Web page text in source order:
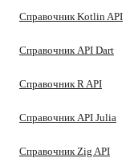
Справочник Kotlin API
Справочник API Dart
Справочник R API
Справочник API Julia
Справочник Zig API